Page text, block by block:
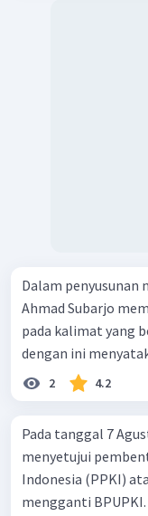
Dalam penyusunan
Ahmad Subarjo
pada kalimat yang
2 4.2
Pada tanggal 7
menyetujui
Indonesia (PPKI)
mengganti BPUPKI.